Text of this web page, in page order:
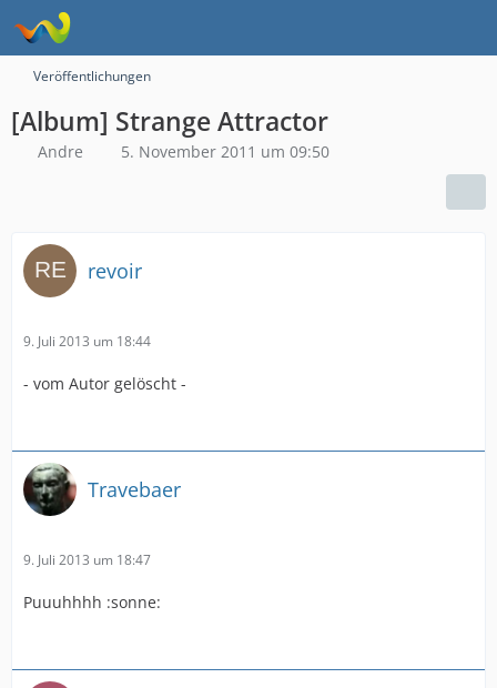
Veröffentlichungen
[Album] Strange Attractor
Andre 5. November 2011 um 09:50
revoir
9. Juli 2013 um 18:44
- vom Autor gelöscht -
Travebaer
9. Juli 2013 um 18:47
Puuuhhhh :sonne: